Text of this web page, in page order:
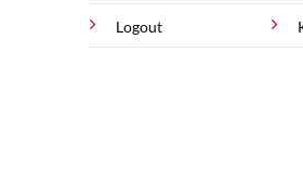
Logout